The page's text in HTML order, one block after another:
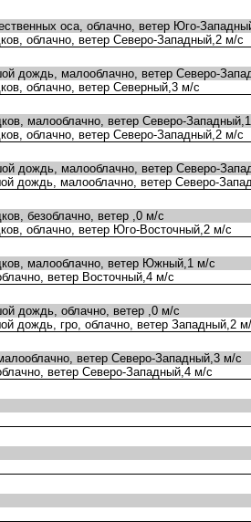
оса, облачно, ветер Юго-
облачно, ветер Северо-Западный,2 м/с
дождь, малооблачно, ветер Северо-
облачно, ветер Северный,3 м/с
малооблачно, ветер Северо-
облачно, ветер Северо-Западный,2 м/с
дождь, малооблачно, ветер Северо-
дождь, малооблачно, ветер Северо-
безоблачно, ветер ,0 м/с
облачно, ветер Юго-Восточный,2 м/с
малооблачно, ветер Южный,1 м/с
ветер Восточный,4 м/с
дождь, облачно, ветер ,0 м/с
дождь, гро, облачно, ветер Западный,2
ветер Северо-Западный,3 м/с
ветер Северо-Западный,4 м/с